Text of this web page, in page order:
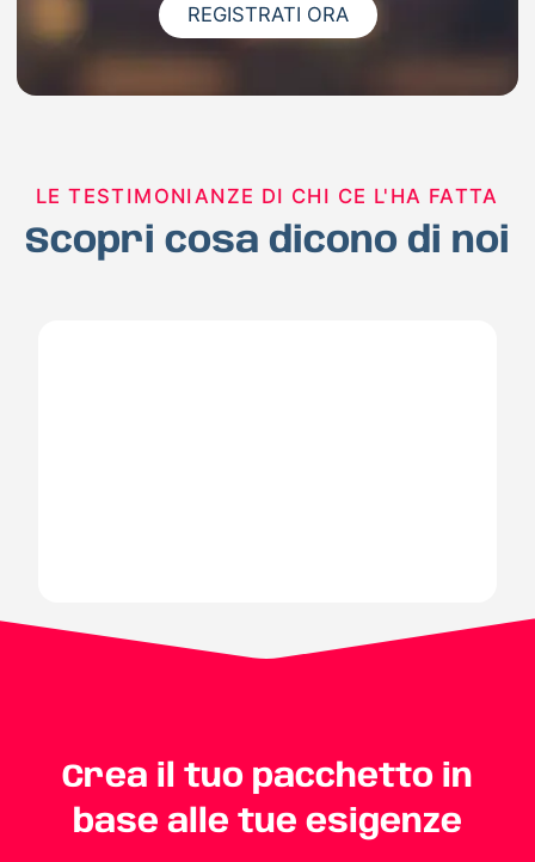
REGISTRATI ORA
LE TESTIMONIANZE DI CHI CE L'HA FATTA
Scopri cosa dicono di noi
Crea il tuo pacchetto in
base alle tue esigenze